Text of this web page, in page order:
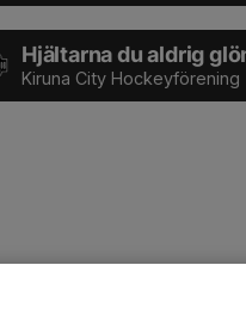
Hjältarna du aldrig
Kiruna City Hockeyförening